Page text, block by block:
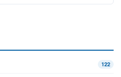
122